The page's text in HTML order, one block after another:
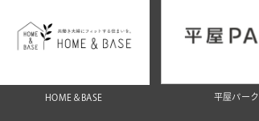
HOME＆BASE 平屋パーク